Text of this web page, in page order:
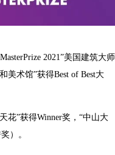
2021”美国建筑大师
美术馆”获得Best of Best大
花”获得Winner奖，“中山大
）。